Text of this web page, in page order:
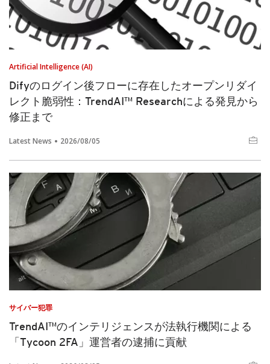
Artificial Intelligence (AI)
Difyのログイン後フローに存在したオープンリダイ
レクト脆弱性：TrendAI™ Researchによる発見から
修正まで
Latest News 2026/08/05
サイバー犯罪
TrendAI™のインテリジェンスが法執行機関による
「Tycoon 2FA」運営者の逮捕に貢献